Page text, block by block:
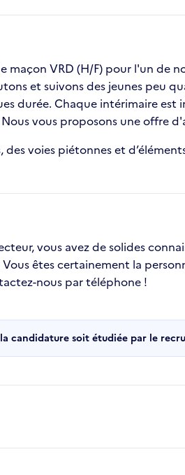
VRD (H/F) pour l'un de
et suivons des jeunes peu
durée. Chaque intérimaire
vous proposons une offre
voies piétonnes et
vous avez de solides
êtes certainement la
nous par téléphone !
candidature soit étudiée par le